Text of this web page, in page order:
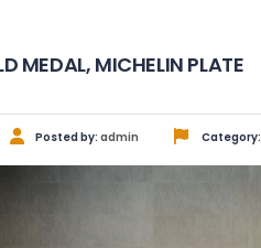
MEDAL, MICHELIN PLATE
Posted by: admin Category: